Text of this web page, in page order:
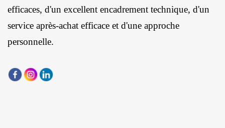
efficaces, d'un excellent encadrement technique, d'un
service après-achat efficace et d'une approche
personnelle.